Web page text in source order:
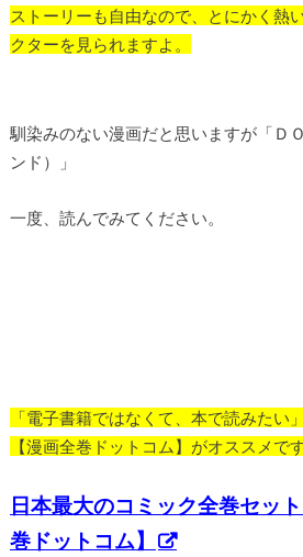
ストーリーも自由なので、とにかく熱
クターを見られますよ。
馴染みのない漫画だと思いますが「
ンド）」
一度、読んでみてください。
「電子書籍ではなくて、本で読みたい
【漫画全巻ドットコム】がオススメです
日本最大のコミック全巻セッ
巻ドットコム】